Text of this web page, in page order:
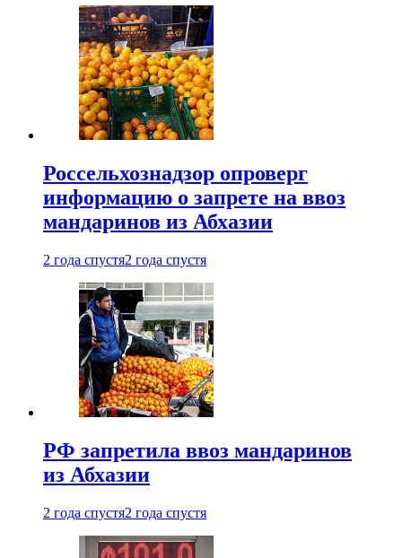
Россельхознадзор опроверг
информацию о запрете на ввоз
мандаринов из Абхазии
2 года спустя2 года спустя
РФ запретила ввоз мандаринов
из Абхазии
2 года спустя2 года спустя